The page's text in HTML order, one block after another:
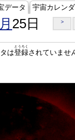
データ 宇宙カレン
25日 >
は登録
とうろく
されていませ